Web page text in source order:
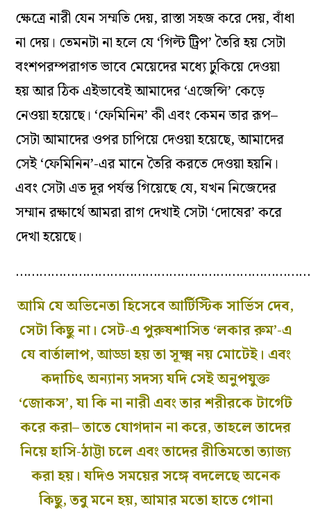
ক্ষেত্রে নারী যেন সম্মতি দেয়, রাস্তা সহজ করে দেয়, বাঁধা
না দেয়। তেমনটা না হলে যে ‘গিল্ট ট্রিপ’ তৈরি হয় সেটা
বংশপরম্পরাগত ভাবে মেয়েদের মধ‌্যে ঢুকিয়ে দেওয়া
হয় আর ঠিক এইভাবেই আমাদের ‘এজেন্সি’ কেড়ে
নেওয়া হয়েছে। ‘ফেমিনিন’ কী এবং কেমন তার রূপ–
সেটা আমাদের ওপর চাপিয়ে দেওয়া হয়েছে, আমাদের
সেই ‘ফেমিনিন’-এর মানে তৈরি করতে দেওয়া হয়নি।
এবং সেটা এত দূর পর্যন্ত গিয়েছে যে, যখন নিজেদের
সম্মান রক্ষার্থে আমরা রাগ দেখাই সেটা ‘দোষের’ করে
দেখা হয়েছে।
আমি যে অভিনেতা হিসেবে আর্টিস্টিক সার্ভিস দেব,
সেটা কিছু না। সেট-এ পুরুষশাসিত ‘লকার রুম’-এ
যে বার্তালাপ, আড্ডা হয় তা সূক্ষ্ম নয় মোটেই। এবং
কদাচিৎ অন‌্যান‌্য সদস‌্য যদি সেই অনুপযুক্ত
‘জোকস’, যা কি না নারী এবং তার শরীরকে টার্গেট
করে করা– তাতে যোগদান না করে, তাহলে তাদের
নিয়ে হাসি-ঠাট্টা চলে এবং তাদের রীতিমতো ত‌্যাজ‌্য
করা হয়। যদিও সময়ের সঙ্গে বদলেছে অনেক
কিছু, তবু মনে হয়, আমার মতো হাতে গোনা